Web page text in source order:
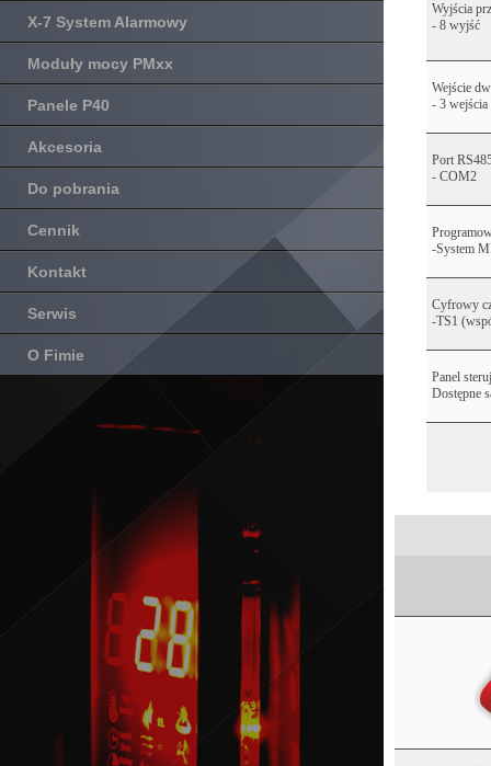
X-7 System Alarmowy
Moduły mocy PMxx
Panele P40
Akcesoria
Do pobrania
Cennik
Kontakt
Serwis
O Fimie
Wyjścia
- 8 wyjść
Wejście
- 3 wejścia
Port
- COM2
-System
Cyfrowy
-TS1
Panel
Dostępne